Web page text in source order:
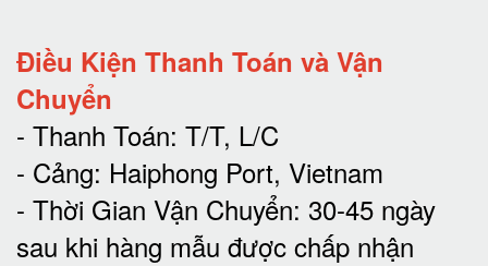
Điều Kiện Thanh Toán và Vận
Chuyển
- Thanh Toán: T/T, L/C
- Cảng: Haiphong Port, Vietnam
- Thời Gian Vận Chuyển: 30-45 ngày
sau khi hàng mẫu được chấp nhận